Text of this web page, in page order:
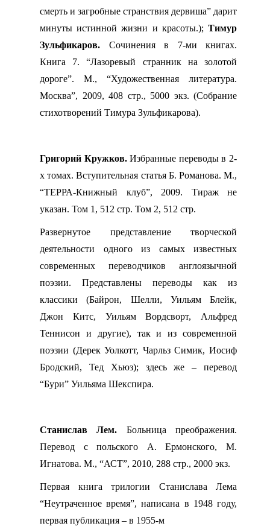
смерть и загробные странствия дервиша” дарит
минуты истинной жизни и красоты.); Тимур
Зульфикаров. Сочинения в 7-ми книгах.
Книга 7. “Лазоревый странник на золотой
дороге”. М., “Художественная литература.
Москва”, 2009, 408 стр., 5000 экз. (Собрание
стихотворений Тимура Зульфикарова).
Григорий Кружков.Избранные переводы в 2-
х томах. Вступительная статья Б. Романова. М.,
“ТЕРРА-Книжный клуб”, 2009. Тираж не
указан. Том 1, 512 стр. Том 2, 512 стр.
Развернутое представление творческой
деятельности одного из самых известных
современных переводчиков англоязычной
поэзии. Представлены переводы как из
классики (Байрон, Шелли, Уильям Блейк,
Джон Китс, Уильям Вордсворт, Альфред
Теннисон и другие), так и из современной
поэзии (Дерек Уолкотт, Чарльз Симик, Иосиф
Бродский, Тед Хьюз); здесь же – перевод
“Бури” Уильяма Шекспира.
Станислав Лем. Больница преображения.
Перевод с польского А. Ермонского, М.
Игнатова. М., “АСТ”, 2010, 288 стр., 2000 экз.
Первая книга трилогии Станислава Лема
“Неутраченное время”, написана в 1948 году,
первая публикация – в 1955-м